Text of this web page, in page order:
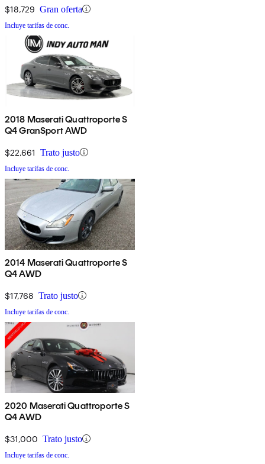
$18,729 Gran oferta
Incluye tarifas de conc.
2018 Maserati Quattroporte S
Q4 GranSport AWD
$22,661 Trato justo
Incluye tarifas de conc.
2014 Maserati Quattroporte S
Q4 AWD
$17,768 Trato justo
Incluye tarifas de conc.
2020 Maserati Quattroporte S
Q4 AWD
$31,000 Trato justo
Incluye tarifas de conc.